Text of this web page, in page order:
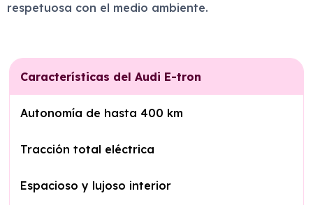
respetuosa con el medio ambiente.
Características del Audi E-tron
Autonomía de hasta 400 km
Tracción total eléctrica
Espacioso y lujoso interior